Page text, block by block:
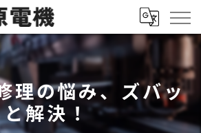
理の悩み、ズバッ
と解決！